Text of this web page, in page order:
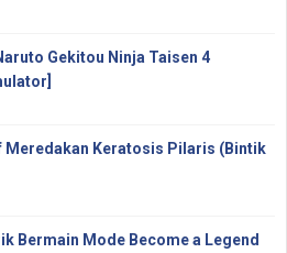
Gekitou Ninja Taisen 4
Meredakan Keratosis Pilaris (Bintik
Bermain Mode Become a Legend